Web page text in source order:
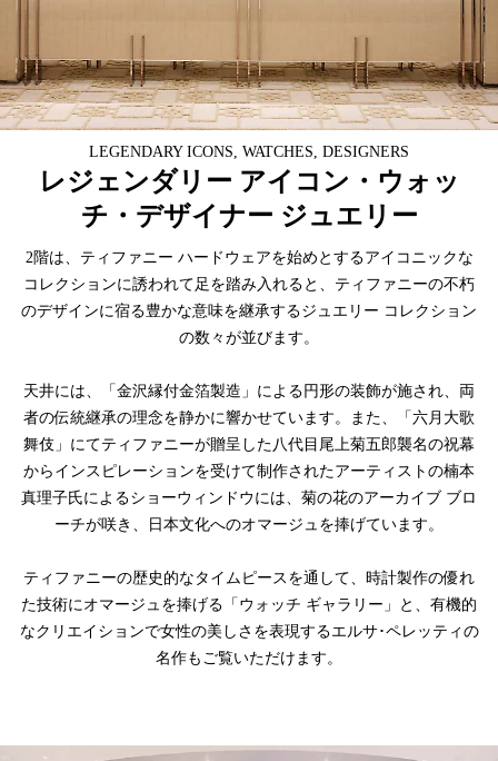
LEGENDARY ICONS, WATCHES, DESIGNERS
レジェンダリー アイコン・ウォッ
チ・デザイナー ジュエリー
2階は、ティファニー ハードウェアを始めとするアイコニックな
コレクションに誘われて足を踏み入れると、ティファニーの不朽
のデザインに宿る豊かな意味を継承するジュエリー コレクション
の数々が並びます。
天井には、「金沢縁付金箔製造」による円形の装飾が施され、両
者の伝統継承の理念を静かに響かせています。また、「六月大歌
舞伎」にてティファニーが贈呈した八代目尾上菊五郎襲名の祝幕
からインスピレーションを受けて制作されたアーティストの楠本
真理子氏によるショーウィンドウには、菊の花のアーカイブ ブロ
ーチが咲き、日本文化へのオマージュを捧げています。
ティファニーの歴史的なタイムピースを通して、時計製作の優れ
た技術にオマージュを捧げる「ウォッチ ギャラリー」と、有機的
なクリエイションで女性の美しさを表現するエルサ･ペレッティの
名作もご覧いただけます。